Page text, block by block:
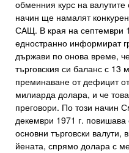
обменния курс на
начин ще намалят
САЩ. В края на септември
едностранно информират
държави по онова време,
търговския си баланс с 13
преминаване от дефицит
милиарда долара, и че
преговори. По този начин
декември 1971 г. повишава
основни търговски валути,
йената, спрямо долара с